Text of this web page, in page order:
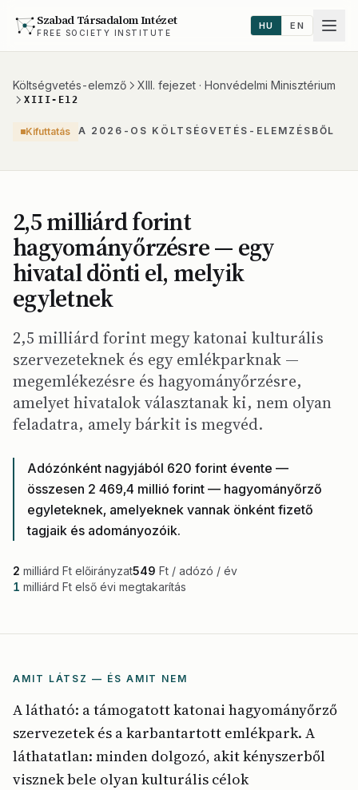
Szabad Társadalom Intézet
FREE SOCIETY INSTITUTE
HU EN
Költségvetés-elemző XIII. fejezet · Honvédelmi Minisztérium
XIII-E12
Kifuttatás A 2026-OS KÖLTSÉGVETÉS-ELEMZÉSBŐL
2,5 milliárd forint
hagyományőrzésre — egy
hivatal dönti el, melyik
egyletnek
2,5 milliárd forint megy katonai kulturális
szervezeteknek és egy emlékparknak —
megemlékezésre és hagyományőrzésre,
amelyet hivatalok választanak ki, nem olyan
feladatra, amely bárkit is megvéd.
Adózónként nagyjából 620 forint évente —
összesen 2 469,4 millió forint — hagyományőrző
egyleteknek, amelyeknek vannak önként fizető
tagjaik és adományozóik.
2 milliárd Ft előirányzat549 Ft / adózó / év
1 milliárd Ft első évi megtakarítás
AMIT LÁTSZ — ÉS AMIT NEM
A látható: a támogatott katonai hagyományőrző
szervezetek és a karbantartott emlékpark. A
láthatatlan: minden dolgozó, akit kényszerből
visznek bele olyan kulturális célok